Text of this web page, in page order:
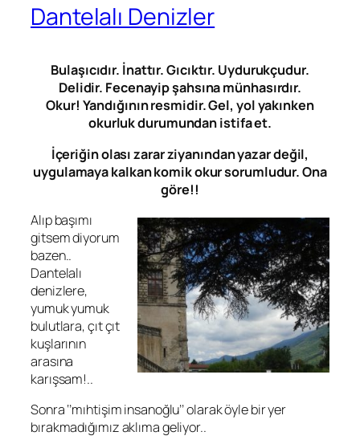
Dantelalı Denizler
Bulaşıcıdır. İnattır. Gıcıktır. Uydurukçudur.
Delidir. Fecenayip şahsına münhasırdır.
Okur! Yandığının resmidir. Gel, yol yakınken
okurluk durumundan istifa et.
İçeriğin olası zarar ziyanından yazar değil,
uygulamaya kalkan komik okur sorumludur. Ona
göre!!
Alıp başımı
gitsem diyorum
bazen..
Dantelalı
denizlere,
yumuk yumuk
bulutlara, çıt çıt
kuşlarının
arasına
karışsam!..
Sonra ‘’mıhtişim insanoğlu’’ olarak öyle bir yer
bırakmadığımız aklıma geliyor..